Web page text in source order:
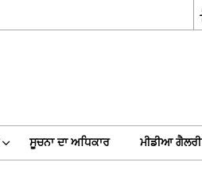
ਸੂਚਨਾ ਦਾ ਅਧਿਕਾਰ ਮੀਡੀਆ ਗੈਲਰੀ